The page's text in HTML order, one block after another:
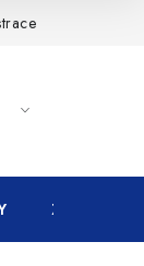
ZNAČKY